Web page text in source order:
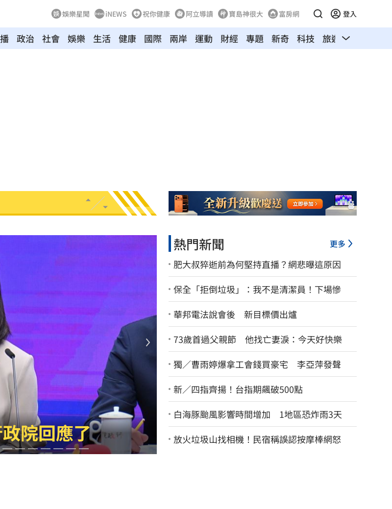
娛樂星聞 iNEWS 祝你健康 阿立導讀 寶島神很大 富房網 登入
政治 社會 娛樂 生活 健康 國際 兩岸 運動 財經 專題 新奇 科技 旅遊 汽車
時」才趨緩 老翁「拐杖」殘殺85歲妻　
熱門新聞 更多
肥大叔猝逝前為何堅持直播？網悲曝這原因
保全「拒倒垃圾」：我不是清潔員！下場慘
華邦電法說會後 新目標價出爐
73歲首過父親節 他找亡妻淚：今天好快樂
獨／曹雨婷爆拿工會錢買豪宅 李亞萍發聲
新／四指齊揚！台指期飆破500點
白海豚颱風影響時間增加 1地區恐炸雨3天
放火垃圾山找相機！民宿稱誤認按摩棒網怒